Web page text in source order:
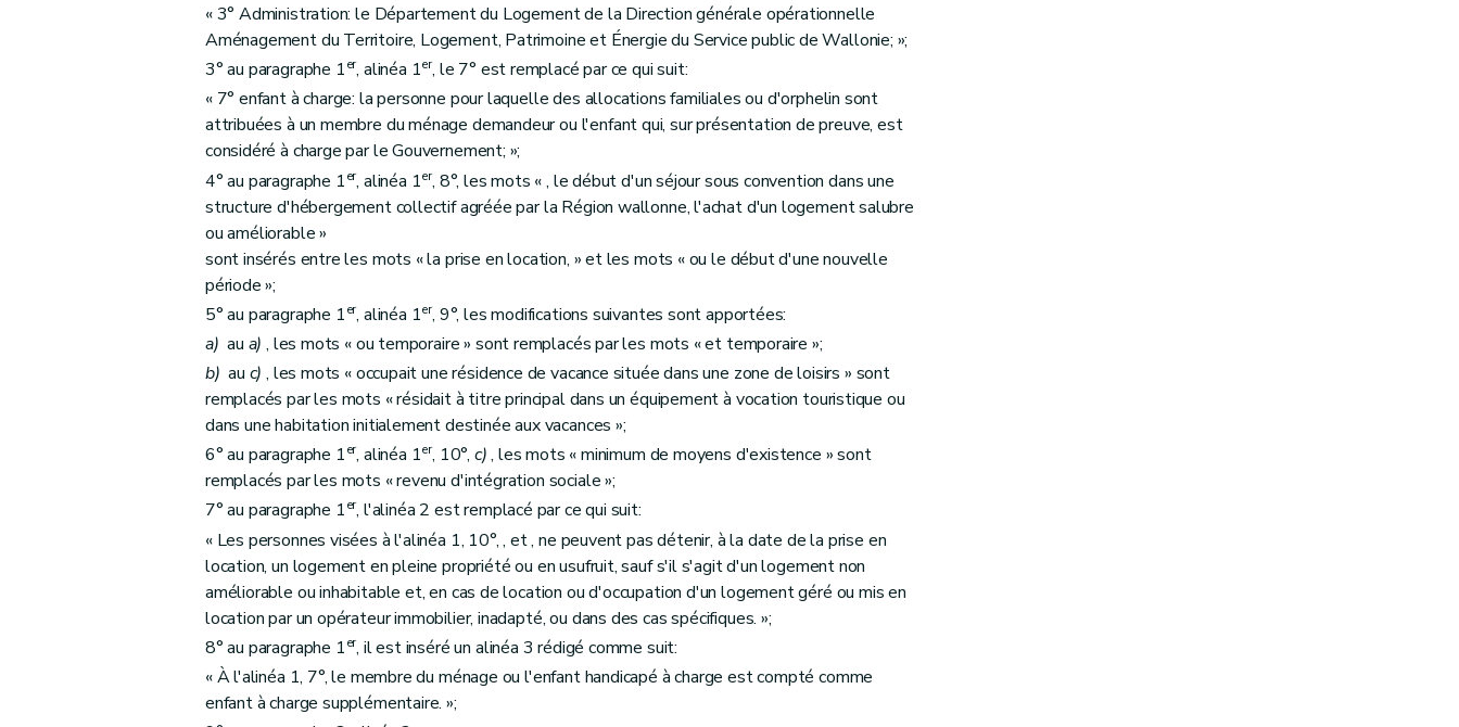
« 3° Administration: le Département du Logement de la Direction générale opérationnelle
Aménagement du Territoire, Logement, Patrimoine et Énergie du Service public de Wallonie; »;
3° au paragraphe 1er, alinéa 1er, le 7° est remplacé par ce qui suit:
« 7° enfant à charge: la personne pour laquelle des allocations familiales ou d'orphelin sont
attribuées à un membre du ménage demandeur ou l'enfant qui, sur présentation de preuve, est
considéré à charge par le Gouvernement; »;
4° au paragraphe 1er, alinéa 1er, 8°, les mots « , le début d'un séjour sous convention dans une
structure d'hébergement collectif agréée par la Région wallonne, l'achat d'un logement salubre
ou améliorable »
sont insérés entre les mots « la prise en location, » et les mots « ou le début d'une nouvelle
période »;
5° au paragraphe 1er, alinéa 1er, 9°, les modifications suivantes sont apportées:
a) au a) , les mots « ou temporaire » sont remplacés par les mots « et temporaire »;
b) au c) , les mots « occupait une résidence de vacance située dans une zone de loisirs » sont
remplacés par les mots « résidait à titre principal dans un équipement à vocation touristique ou
dans une habitation initialement destinée aux vacances »;
6° au paragraphe 1er, alinéa 1er, 10°, c), les mots « minimum de moyens d'existence » sont
remplacés par les mots « revenu d'intégration sociale »;
7° au paragraphe 1er, l'alinéa 2 est remplacé par ce qui suit:
« Les personnes visées à l'alinéa 1, 10°, , et , ne peuvent pas détenir, à la date de la prise en
location, un logement en pleine propriété ou en usufruit, sauf s'il s'agit d'un logement non
améliorable ou inhabitable et, en cas de location ou d'occupation d'un logement géré ou mis en
location par un opérateur immobilier, inadapté, ou dans des cas spécifiques. »;
8° au paragraphe 1er, il est inséré un alinéa 3 rédigé comme suit:
« À l'alinéa 1, 7°, le membre du ménage ou l'enfant handicapé à charge est compté comme
enfant à charge supplémentaire. »;